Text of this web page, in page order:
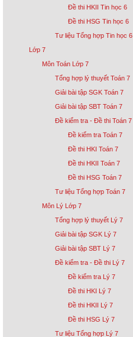
Đề thi HKII Tin học 6
Đề thi HSG Tin học 6
Tư liệu Tổng hợp Tin học 6
Lớp 7
Môn Toán Lớp 7
Tổng hợp lý thuyết Toán 7
Giải bài tập SGK Toán 7
Giải bài tập SBT Toán 7
Đề kiểm tra - Đề thi Toán 7
Đề kiểm tra Toán 7
Đề thi HKI Toán 7
Đề thi HKII Toán 7
Đề thi HSG Toán 7
Tư liệu Tổng hợp Toán 7
Môn Lý Lớp 7
Tổng hợp lý thuyết Lý 7
Giải bài tập SGK Lý 7
Giải bài tập SBT Lý 7
Đề kiểm tra - Đề thi Lý 7
Đề kiểm tra Lý 7
Đề thi HKI Lý 7
Đề thi HKII Lý 7
Đề thi HSG Lý 7
Tư liệu Tổng hợp Lý 7